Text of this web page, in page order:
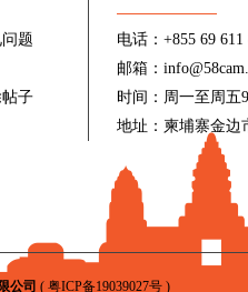
题
子
电话：+855 69 611
邮箱：
时间：周一至周五
地址：柬埔寨金边
公司 ( 粤ICP备19039027号)